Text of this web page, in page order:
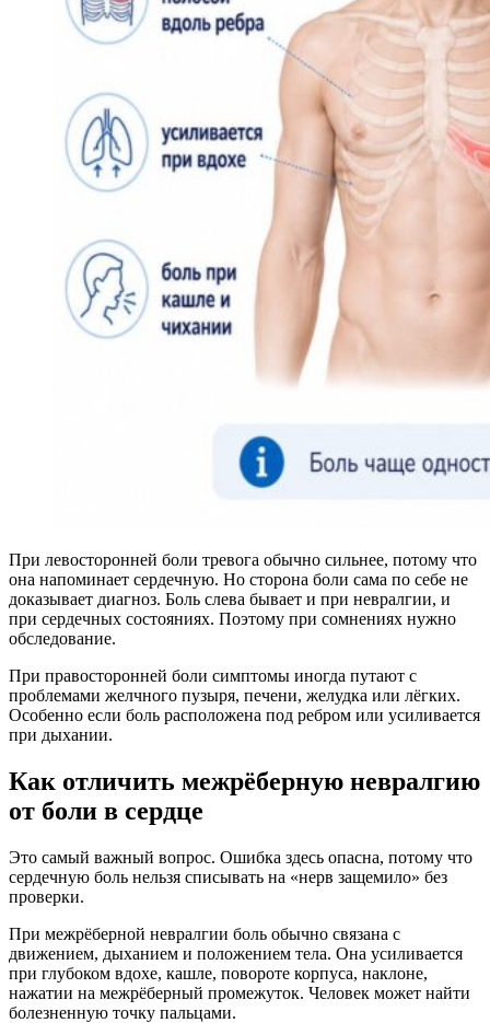
При левосторонней боли тревога обычно сильнее, потому что
она напоминает сердечную. Но сторона боли сама по себе не
доказывает диагноз. Боль слева бывает и при невралгии, и
при сердечных состояниях. Поэтому при сомнениях нужно
обследование.
При правосторонней боли симптомы иногда путают с
проблемами желчного пузыря, печени, желудка или лёгких.
Особенно если боль расположена под ребром или усиливается
при дыхании.
Как отличить межрёберную невралгию
от боли в сердце
Это самый важный вопрос. Ошибка здесь опасна, потому что
сердечную боль нельзя списывать на «нерв защемило» без
проверки.
При межрёберной невралгии боль обычно связана с
движением, дыханием и положением тела. Она усиливается
при глубоком вдохе, кашле, повороте корпуса, наклоне,
нажатии на межрёберный промежуток. Человек может найти
болезненную точку пальцами.